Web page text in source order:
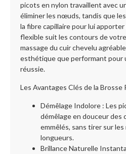
picots en nylon travaillent avec
éliminer les nœuds, tandis que
la fibre capillaire pour lui apporter
flexible suit les contours de
massage du cuir chevelu
esthétique que performant pour
réussie.
Les Avantages Clés de la Brosse
Démêlage Indolore : Les
démêlage en douceur des
emmêlés, sans tirer sur les
longueurs.
Brillance Naturelle